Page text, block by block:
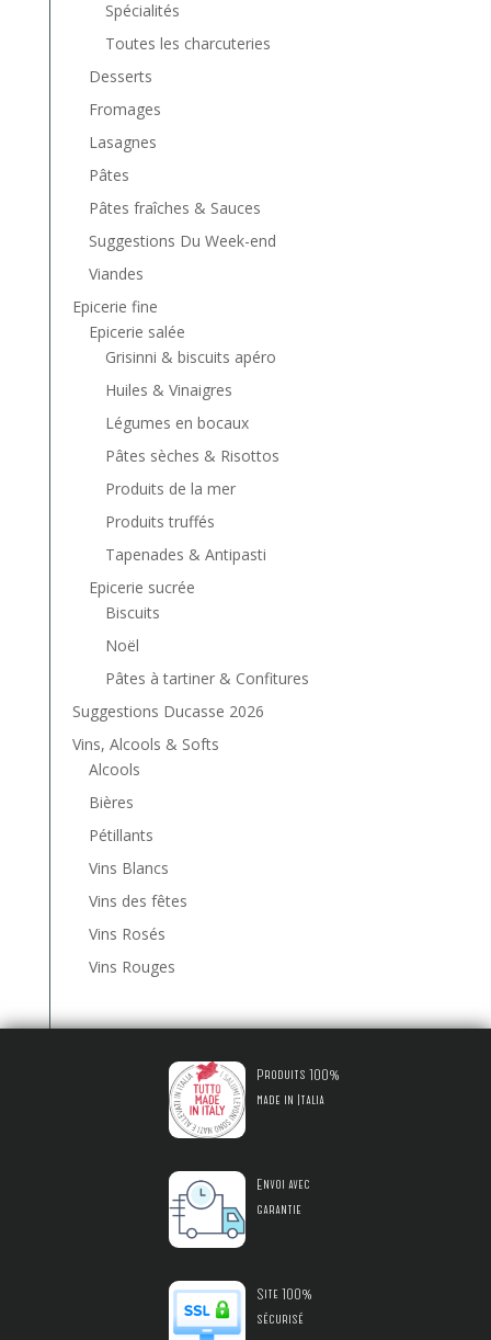
Spécialités
Toutes les charcuteries
Desserts
Fromages
Lasagnes
Pâtes
Pâtes fraîches & Sauces
Suggestions Du Week-end
Viandes
Epicerie fine
Epicerie salée
Grisinni & biscuits apéro
Huiles & Vinaigres
Légumes en bocaux
Pâtes sèches & Risottos
Produits de la mer
Produits truffés
Tapenades & Antipasti
Epicerie sucrée
Biscuits
Noël
Pâtes à tartiner & Confitures
Suggestions Ducasse 2026
Vins, Alcools & Softs
Alcools
Bières
Pétillants
Vins Blancs
Vins des fêtes
Vins Rosés
Vins Rouges
Produits 100%
made in Italia
Envoi avec
garantie
Site 100%
sécurisé